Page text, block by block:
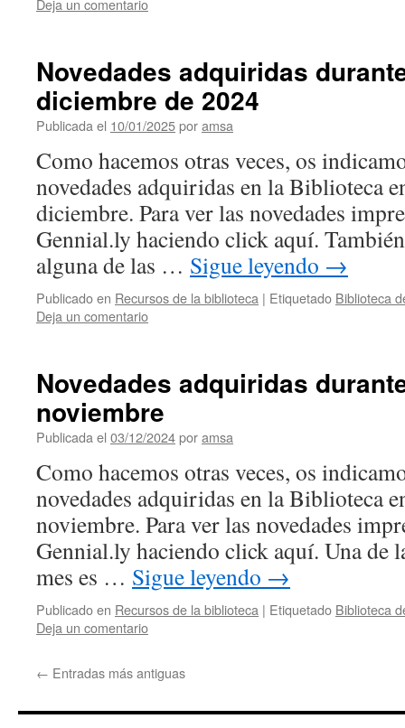
Deja un comentario
Novedades adquiridas
diciembre de 2024
Publicada el 10/01/2025poramsa
Como hacemos otras veces, os
novedades adquiridas en la Biblioteca
diciembre. Para ver las novedades
Gennial.ly haciendo click aquí.
alguna de las … Sigue leyendo →
Publicado en Recursos de la biblioteca | Etiquetado Biblioteca
Deja un comentario
Novedades adquiridas
noviembre
Publicada el 03/12/2024poramsa
Como hacemos otras veces, os
novedades adquiridas en la Biblioteca
noviembre. Para ver las novedades
Gennial.ly haciendo click aquí. Una de
mes es … Sigue leyendo →
Publicado en Recursos de la biblioteca | Etiquetado Biblioteca
Deja un comentario
← Entradas más antiguas